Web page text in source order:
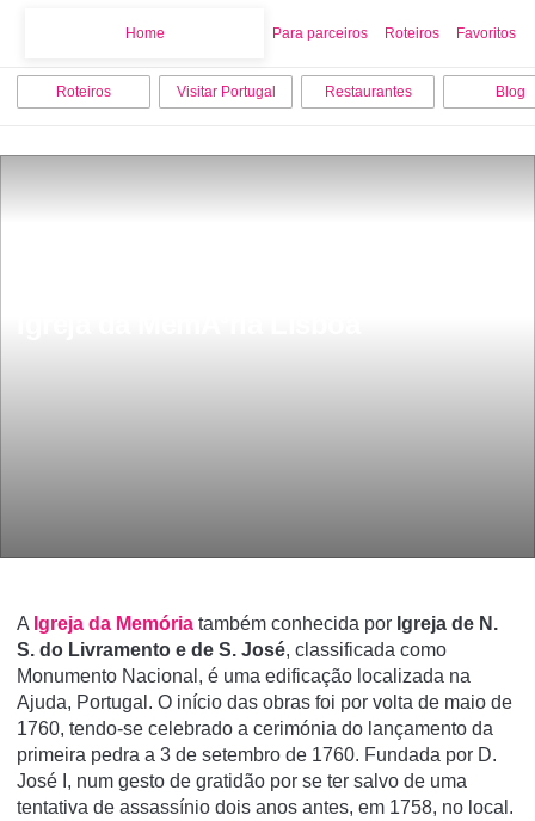
Home Para parceiros Roteiros Favoritos
Roteiros Visitar Portugal Restaurantes Blog
A Igreja da Memória também conhecida por Igreja de N.
S. do Livramento e de S. José, classificada como
Monumento Nacional, é uma edificação localizada na
Ajuda, Portugal. O iní­cio das obras foi por volta de maio de
1760, tendo-se celebrado a cerimónia do lançamento da
primeira pedra a 3 de setembro de 1760. Fundada por D.
José I, num gesto de gratidão por se ter salvo de uma
tentativa de assassí­nio dois anos antes, em 1758, no local.